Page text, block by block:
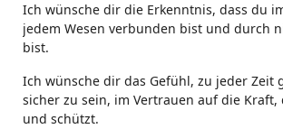
Ich wünsche dir die Erkenntnis, dass du
jedem Wesen verbunden bist und durch
bist.
Ich wünsche dir das Gefühl, zu jeder Zeit
sicher zu sein, im Vertrauen auf die
und schützt.